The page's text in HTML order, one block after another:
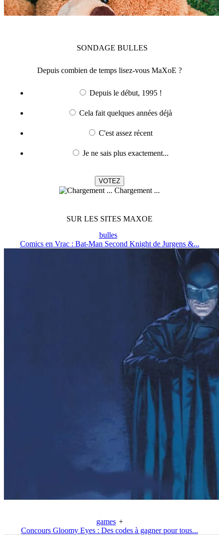
SONDAGE BULLES
Depuis combien de temps lisez-vous MaXoE ?
Depuis le début, 1995 !
Cela fait quelques années déjà
C'est assez récent
Je ne sais plus exactement...
Chargement ...
SUR LES SITES MAXOE
bulles
Comics en Vrac : Bat-Man Second Knight de Jurgens &...
games +
Concours Gloomy Eyes : Des codes à gagner pour tous...